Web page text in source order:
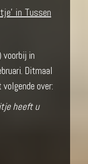
in Tussen
in
Ditmaal
over:
heeft u